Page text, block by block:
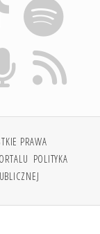
PRAWA
POLITYKA